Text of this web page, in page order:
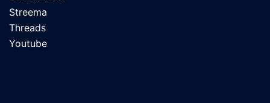
Streema
Threads
Youtube